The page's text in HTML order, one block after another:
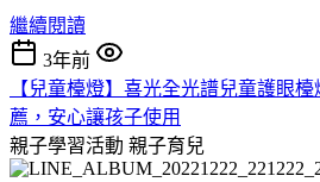
繼續閱讀
3年前
【兒童檯燈】喜光全光譜兒童護眼
薦，安心讓孩子使用
親子學習活動 親子育兒